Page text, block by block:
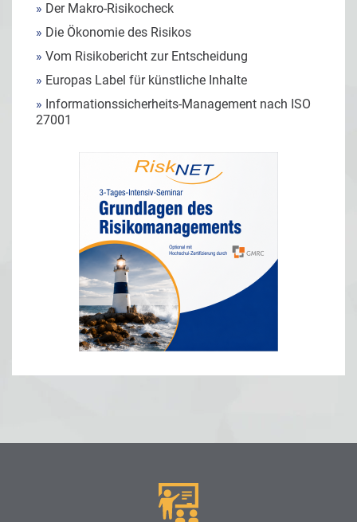
» Der Makro-Risikocheck
» Die Ökonomie des Risikos
» Vom Risikobericht zur Entscheidung
» Europas Label für künstliche Inhalte
» Informationssicherheits-Management nach ISO
27001